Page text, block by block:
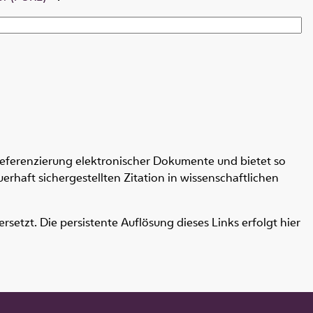
elektronischer Dokumente und bietet so
sichergestellten Zitation in wissenschaftlichen
Die persistente Auflösung dieses Links erfolgt hier